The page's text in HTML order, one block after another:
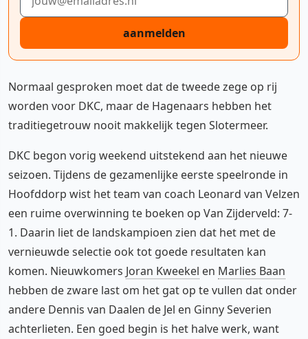
aanmelden
Normaal gesproken moet dat de tweede zege op rij
worden voor DKC, maar de Hagenaars hebben het
traditiegetrouw nooit makkelijk tegen Slotermeer.
DKC begon vorig weekend uitstekend aan het nieuwe
seizoen. Tijdens de gezamenlijke eerste speelronde in
Hoofddorp wist het team van coach Leonard van Velzen
een ruime overwinning te boeken op Van Zijderveld: 7-
1. Daarin liet de landskampioen zien dat het met de
vernieuwde selectie ook tot goede resultaten kan
komen. Nieuwkomers Joran Kweekel en Marlies Baan
hebben de zware last om het gat op te vullen dat onder
andere Dennis van Daalen de Jel en Ginny Severien
achterlieten. Een goed begin is het halve werk, want